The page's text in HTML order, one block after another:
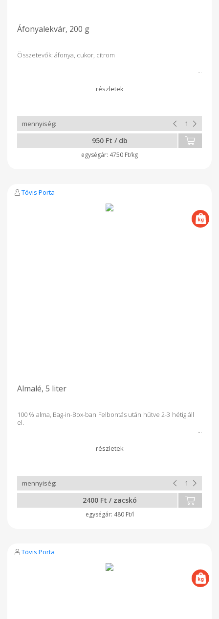
Áfonyalekvár, 200 g
Összetevők: áfonya, cukor, citrom
950 Ft / db
4750 Ft/kg
Tövis Porta
Almalé, 5 liter
100 % alma, Bag-in-Box-ban Felbontás után hűtve 2-3 hétig áll
el.
2400 Ft / zacskó
480 Ft/l
Tövis Porta